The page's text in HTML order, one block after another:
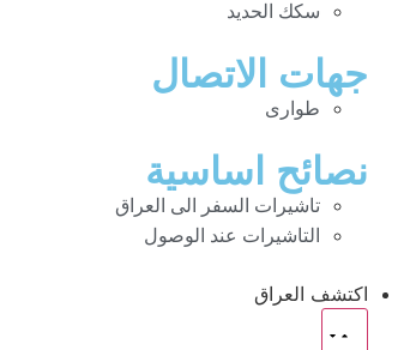
سكك الحديد
جهات الاتصال
طوارى
نصائح اساسية
تاشيرات السفر الى العراق
التاشيرات عند الوصول
اكتشف العراق